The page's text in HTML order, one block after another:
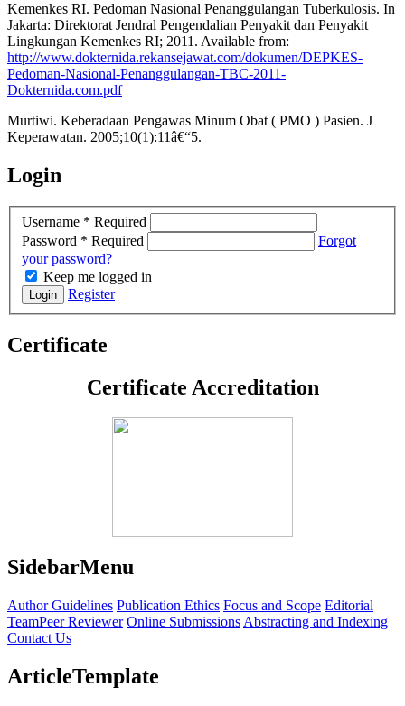
Kemenkes RI. Pedoman Nasional Penanggulangan Tuberkulosis. In
Jakarta: Direktorat Jendral Pengendalian Penyakit dan Penyakit
Lingkungan Kemenkes RI; 2011. Available from:
http://www.dokternida.rekansejawat.com/dokumen/DEPKES-
Pedoman-Nasional-Penanggulangan-TBC-2011-
Dokternida.com.pdf
Murtiwi. Keberadaan Pengawas Minum Obat ( PMO ) Pasien. J
Keperawatan. 2005;10(1):11â€“5.
Login
Username * Required
Password * Required
Forgot
your password?
Keep me logged in
Login Register
Certificate
Certificate Accreditation
SidebarMenu
Author Guidelines Publication Ethics Focus and Scope Editorial
TeamPeer Reviewer Online Submissions Abstracting and Indexing
Contact Us
ArticleTemplate